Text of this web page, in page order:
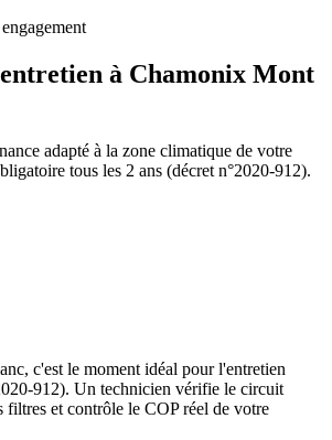
à Chamonix Mont
adapté à la zone climatique de votre
tous les 2 ans (décret n°2020-912).
c'est le moment idéal pour l'entretien
912). Un technicien vérifie le circuit
et contrôle le COP réel de votre